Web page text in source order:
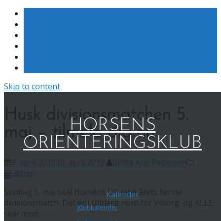
Skip to content
HORSENS
ORIENTERINGSKLUB
Kalender
Klubkalender
Husk divisionsmatchen 5.
maj – tilmeld dig nu
Søndag 5. maj skal Horsens OK løbe årets første
divisionsmatch. Det er i Ulbjerg nord for Viborg, og ALLE